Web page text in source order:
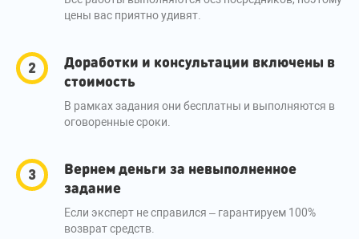
цены вас приятно удивят.
Доработки и консультации включены в
стоимость
В рамках задания они бесплатны и выполняются в
оговоренные сроки.
Вернем деньги за невыполненное
задание
Если эксперт не справился – гарантируем 100%
возврат средств.